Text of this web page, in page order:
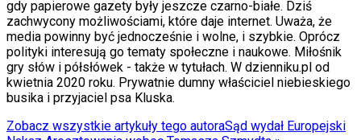
Numerologia
Sennik
Kody rabatowe
gazetaprawna.pl
Forsal.pl
INFOR.pl
ZdrowieGO.pl
gdy papierowe gazety były jeszcze czarno-białe. Dziś
zachwycony możliwościami, które daje internet. Uważa, że
media powinny być jednocześnie i wolne, i szybkie. Oprócz
polityki interesują go tematy społeczne i naukowe. Miłośnik
gry słów i półsłówek - także w tytułach. W dzienniku.pl od
kwietnia 2020 roku. Prywatnie dumny właściciel niebieskiego
busika i przyjaciel psa Kluska.
Zobacz wszystkie artykuły tego autoraSąd wydał Europejski